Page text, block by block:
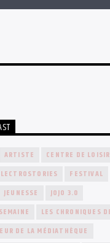
ARTISTE CENTRE DE
FESTIVAL
JEUNESSE
JOJO 3.0
LES CHRONIQUES
DE LA MÉDIATHÈQUE